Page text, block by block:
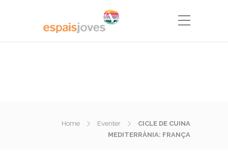
Home Eventer
CICLE DE CUINA
MEDITERRÀNIA: FRANÇA